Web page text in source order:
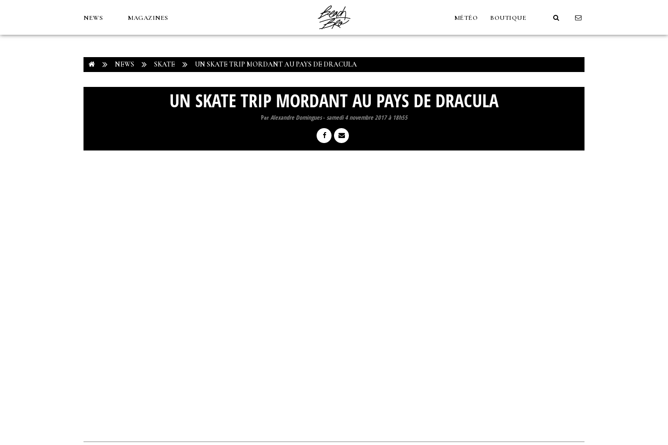
NEWS MAGAZINES MÉTÉO BOUTIQUE
NEWS SKATE UN SKATE TRIP MORDANT AU PAYS DE DRACULA
UN SKATE TRIP MORDANT AU PAYS DE DRACULA
ParAlexandre Domingues-samedi 4 novembre 2017 à 18h55